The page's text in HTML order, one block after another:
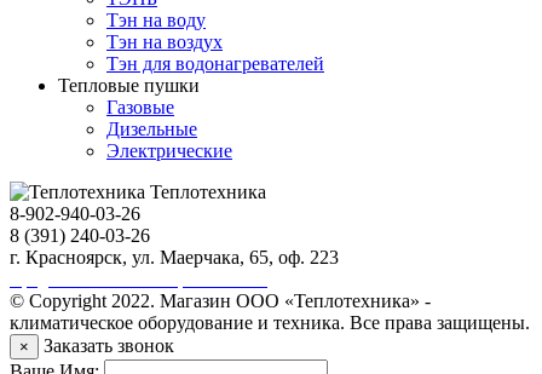
Тэн на воду
Тэн на воздух
Тэн для водонагревателей
Тепловые пушки
Газовые
Дизельные
Электрические
Теплотехника
8-902-940-03-26
8 (391) 240-03-26
г. Красноярск, ул. Маерчака, 65, оф. 223
© Copyright 2022. Магазин ООО «Теплотехника» -
климатическое оборудование и техника. Все права защищены.
×
Заказать звонок